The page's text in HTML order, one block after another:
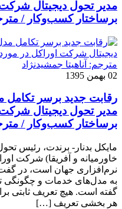
مدیر تحول دیجیتال شرکت
برساختار کسب‌وکار /
02 بهمن 1395
رقابت جدید برسر
مدیر تحول دیجیتال شرکت
برساختار کسب‌وکار /
خاورمیانه و آفریقا) شرکت
نرم‌افزاری جهان است، در
به مدل‌های خدمات و چگونگی
گفته است. هیچ تعریف ثابتی
هر بخشی تعریف […]